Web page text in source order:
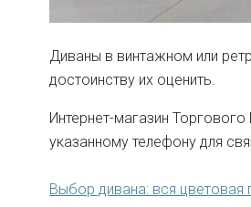
Диваны в винтажном или
достоинству их оценить.
Интернет-магазин
указанному телефону для
Выбор дивана: вся цветовая